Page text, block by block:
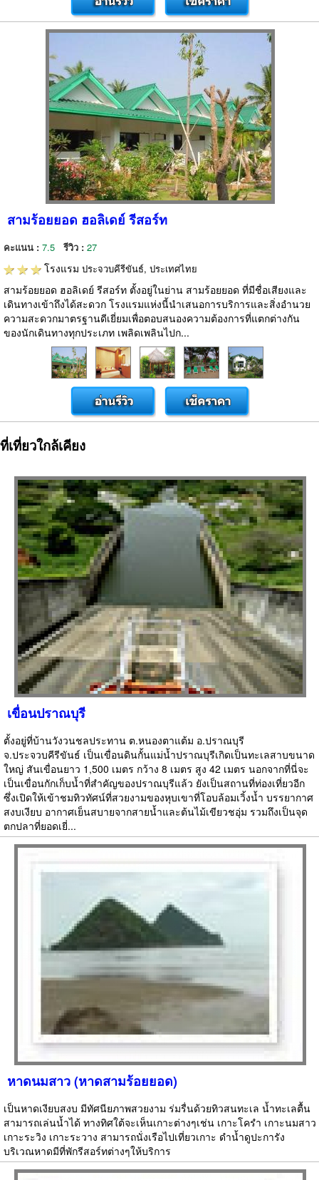
สามร้อยยอด ฮอลิเดย์ รีสอร์ท
คะแนน : 7.5 รีวิว : 27
โรงแรม ประจวบคีรีขันธ์, ประเทศไทย
สามร้อยยอด ฮอลิเดย์ รีสอร์ท ตั้งอยู่ในย่าน สามร้อยยอด ที่มีชื่อเสียงและ
เดินทางเข้าถึงได้สะดวก โรงแรมแห่งนี้นำเสนอการบริการและสิ่งอำนวย
ความสะดวกมาตรฐานดีเยี่ยมเพื่อตอบสนองความต้องการที่แตกต่างกัน
ของนักเดินทางทุกประเภท เพลิดเพลินไปก...
ที่เที่ยวใกล้เคียง
เขื่อนปราณบุรี
ตั้งอยู่ที่บ้านวังวนชลประทาน ต.หนองตาแต้ม อ.ปราณบุรี
จ.ประจวบคีรีขันธ์ เป็นเขื่อนดินกั้นแม่น้ำปราณบุรีเกิดเป็นทะเลสาบขนาด
ใหญ่ สันเขื่อนยาว 1,500 เมตร กว้าง 8 เมตร สูง 42 เมตร นอกจากที่นี่จะ
เป็นเขื่อนกักเก็บน้ำที่สำคัญของปราณบุรีแล้ว ยังเป็นสถานที่ท่องเที่ยวอีก
ซึ่งเปิดให้เข้าชมทิวทัศน์ที่สวยงามของหุบเขาที่โอบล้อมเวิ้งน้ำ บรรยากาศ
สงบเงียบ อากาศเย็นสบายจากสายน้ำและต้นไม้เขียวชอุ่ม รวมถึงเป็นจุด
ตกปลาที่ยอดเยี่...
หาดนมสาว (หาดสามร้อยยอด)
เป็นหาดเงียบสงบ มีทัศนียภาพสวยงาม ร่มรื่นด้วยทิวสนทะเล น้ำทะเลตื้น
สามารถเล่นน้ำได้ ทางทิศใต้จะเห็นเกาะต่างๆเช่น เกาะโครำ เกาะนมสาว
เกาะระวิง เกาะระวาง สามารถนั่งเรือไปเที่ยวเกาะ ดำน้ำดูปะการัง
บริเวณหาดมีที่พักรีสอร์ทต่างๆให้บริการ